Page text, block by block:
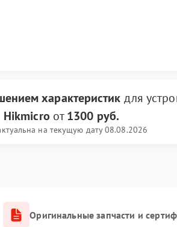
характеристик для
Hikmicro от1300 руб.
на текущую дату 08.08.2026
Оригинальные запчасти и